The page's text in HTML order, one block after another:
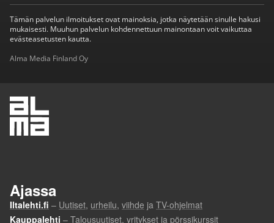
Tämän palvelun ilmoitukset ovat mainoksia, jotka näytetään sinulle hakusi
mukaisesti. Muuhun palvelun kohdennettuun mainontaan voit vaikuttaa
evästeasetusten kautta.
Alma Media Finland Oy